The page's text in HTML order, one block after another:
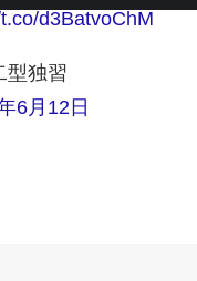
d3BatvoChM
型独習
6月12日